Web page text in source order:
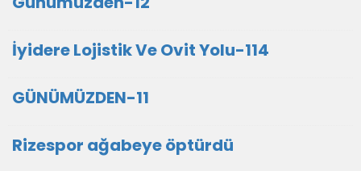
İyidere Lojistik Ve Ovit Yolu-114
GÜNÜMÜZDEN-11
Rizespor ağabeye öptürdü